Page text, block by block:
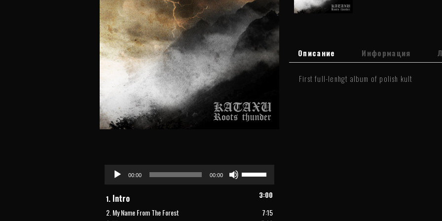
Аудиоплеер
00:00 00:00
1. Intro
3:00
2. My Name From The Forest
7:15
Описание Информация
First full-lenhgt album of polish kult